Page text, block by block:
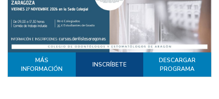
MÁS
INFORMACIÓN
INSCRÍBETE
DESCARGAR
PROGRAMA